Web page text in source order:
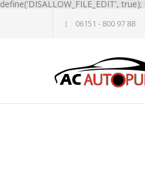
define('DISALLOW_FILE_EDIT',
06151 - 800 97 88